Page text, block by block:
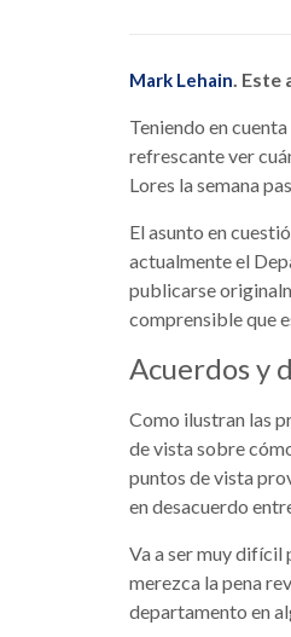
Mark Lehain. Este
Teniendo en
refrescante ver
Lores la semana
El asunto en
actualmente el
publicarse
comprensible que
Acuerdos y
Como ilustran las
de vista sobre
puntos de vista
en desacuerdo
Va a ser muy difícil
merezca la pena
departamento en